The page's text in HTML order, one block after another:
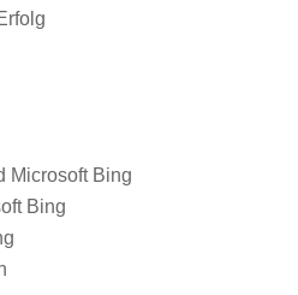
Microsoft Bing
Bing